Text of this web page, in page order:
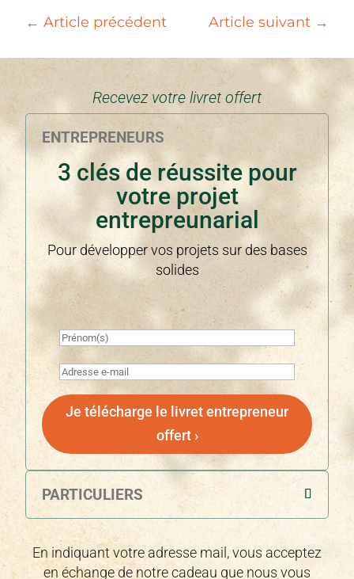
← Article précédent Article suivant →
Recevez votre livret offert
ENTREPRENEURS
3 clés de réussite pour
votre projet
entrepreunarial
Pour développer vos projets sur des bases
solides
Je télécharge le livret entrepreneur
offert ›
PARTICULIERS
En indiquant votre adresse mail, vous acceptez
en échange de notre cadeau que nous vous